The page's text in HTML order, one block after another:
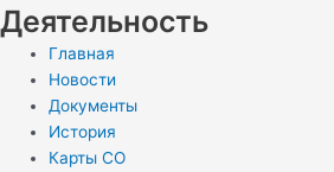
Деятельность
Главная
Новости
Документы
История
Карты СО